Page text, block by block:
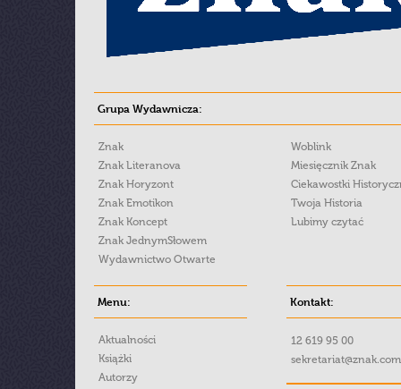
Grupa Wydawnicza:
Znak
Znak Literanova
Znak Horyzont
Znak Emotikon
Znak Koncept
Znak JednymSłowem
Wydawnictwo Otwarte
Woblink
Miesięcznik Znak
Ciekawostki
Twoja Historia
Lubimy czytać
Menu:
Aktualności
Książki
Autorzy
Kontakt:
12 619 95 00